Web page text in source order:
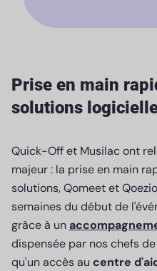
Prise en main
solutions
Quick-Off et Musilac ont
majeur : la prise en main
solutions, Qomeet et
semaines du début de
grâce à un
dispensée par nos chefs
qu'un accès au centre